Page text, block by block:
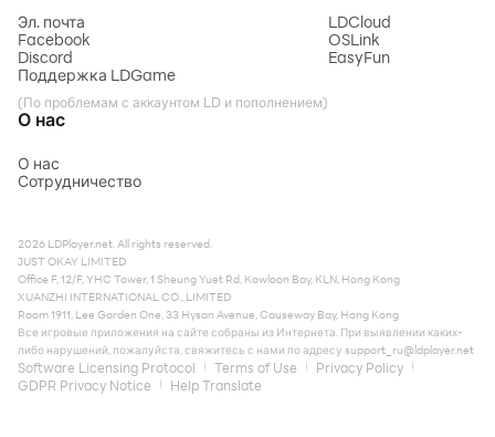
Эл. почта
Facebook
Discord
Поддержка LDGame
(По проблемам с аккаунтом LD и пополнением)
LDCloud
OSLink
EasyFun
О нас
О нас
Сотрудничество
2026 LDPlayer.net. All rights reserved.
JUST OKAY LIMITED
Office F, 12/F, YHC Tower, 1 Sheung Yuet Rd, Kowloon Bay, KLN, Hong Kong
XUANZHI INTERNATIONAL CO., LIMITED
Room 1911, Lee Garden One, 33 Hysan Avenue, Causeway Bay, Hong Kong
Все игровые приложения на сайте собраны из Интернета. При выявлении каких-
либо нарушений, пожалуйста, свяжитесь с нами по адресу support_ru@ldplayer.net
Software Licensing Protocol Terms of Use
Privacy Policy
GDPR Privacy Notice
Help Translate